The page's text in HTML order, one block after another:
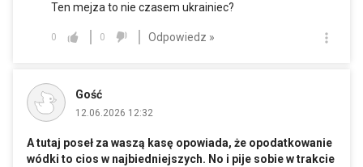
Ten mejza to nie czasem ukrainiec?
0 0 Odpowiedz »
Gość
12.06.2026 12:32
A tutaj poseł za waszą kasę opowiada, że opodatkowanie
wódki to cios w najbiedniejszych. No i pije sobie w trakcie